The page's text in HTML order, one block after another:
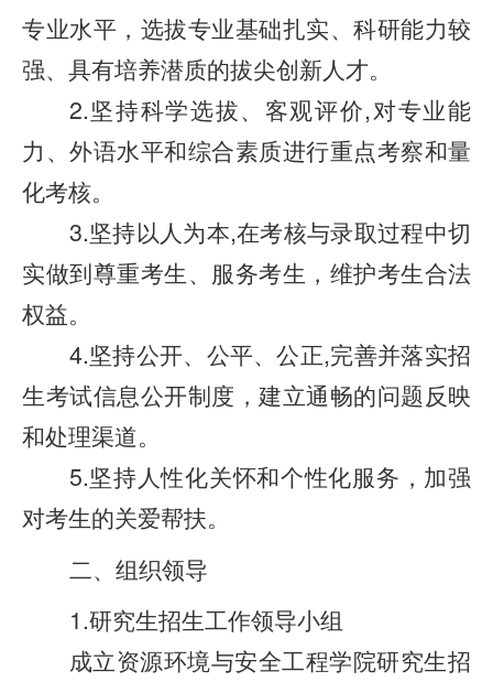
专业水平，选拔专业基础扎实、科研能力较
强、具有培养潜质的拔尖创新人才。
2.坚持科学选拔、客观评价,对专业能
力、外语水平和综合素质进行重点考察和量
化考核。
3.坚持以人为本,在考核与录取过程中切
实做到尊重考生、服务考生，维护考生合法
权益。
4.坚持公开、公平、公正,完善并落实招
生考试信息公开制度，建立通畅的问题反映
和处理渠道。
5.坚持人性化关怀和个性化服务，加强
对考生的关爱帮扶。
二、组织领导
1.研究生招生工作领导小组
成立资源环境与安全工程学院研究生招